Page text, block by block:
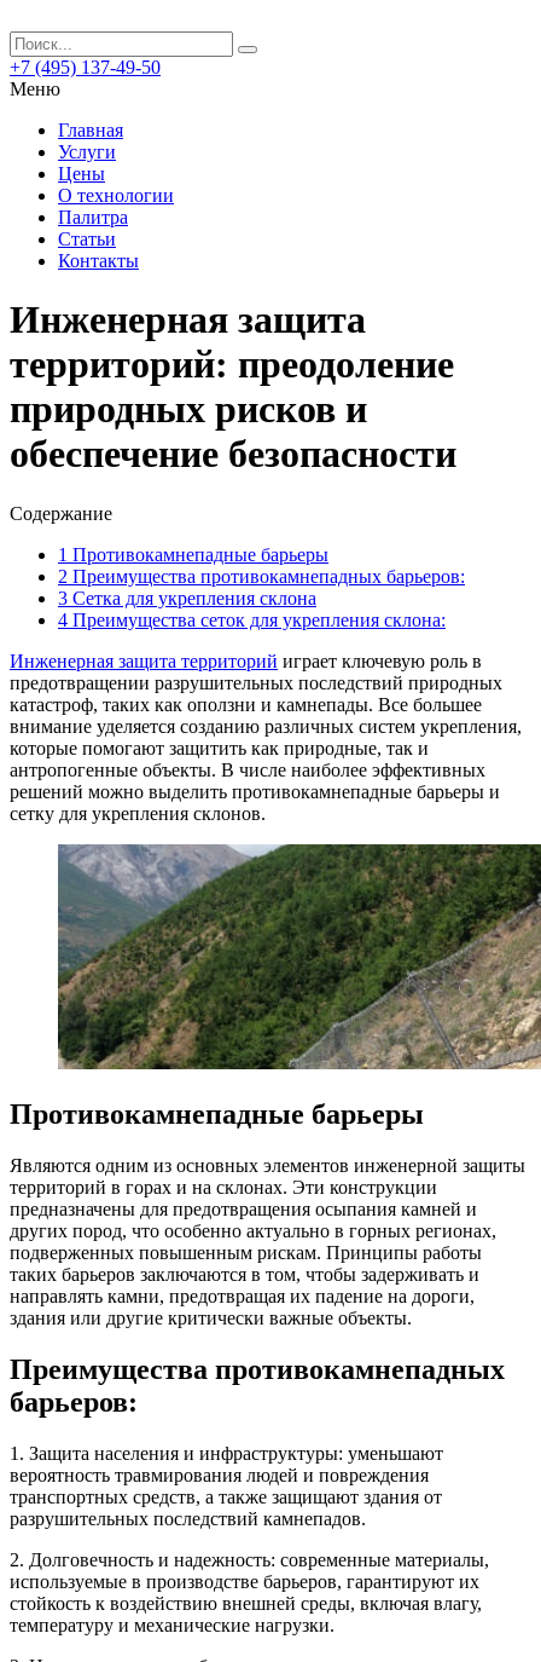
+7 (495) 137-49-50
Меню
Главная
Услуги
Цены
О технологии
Палитра
Статьи
Контакты
Инженерная защита
территорий: преодоление
природных рисков и
обеспечение безопасности
Содержание
1 Противокамнепадные барьеры
2 Преимущества противокамнепадных барьеров:
3 Сетка для укрепления склона
4 Преимущества сеток для укрепления склона:
Инженерная защита территорий играет ключевую роль в
предотвращении разрушительных последствий природных
катастроф, таких как оползни и камнепады. Все большее
внимание уделяется созданию различных систем укрепления,
которые помогают защитить как природные, так и
антропогенные объекты. В числе наиболее эффективных
решений можно выделить противокамнепадные барьеры и
сетку для укрепления склонов.
Противокамнепадные барьеры
Являются одним из основных элементов инженерной защиты
территорий в горах и на склонах. Эти конструкции
предназначены для предотвращения осыпания камней и
других пород, что особенно актуально в горных регионах,
подверженных повышенным рискам. Принципы работы
таких барьеров заключаются в том, чтобы задерживать и
направлять камни, предотвращая их падение на дороги,
здания или другие критически важные объекты.
Преимущества противокамнепадных
барьеров:
1. Защита населения и инфраструктуры: уменьшают
вероятность травмирования людей и повреждения
транспортных средств, а также защищают здания от
разрушительных последствий камнепадов.
2. Долговечность и надежность: современные материалы,
используемые в производстве барьеров, гарантируют их
стойкость к воздействию внешней среды, включая влагу,
температуру и механические нагрузки.